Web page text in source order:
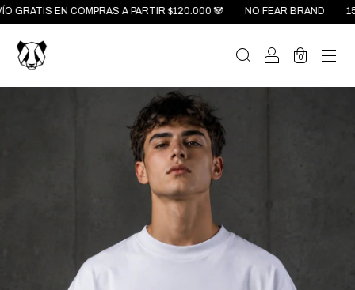
EN COMPRAS A PARTIR $120.000 🐼 NO FEAR BRAND 15%
0